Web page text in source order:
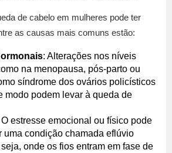
de cabelo em mulheres pode ter
as causas mais comuns estão:
: Alterações nos níveis
na menopausa, pós-parto ou
síndrome dos ovários policísticos
modo podem levar à queda de
O estresse emocional ou físico pode
uma condição chamada eflúvio
onde os fios entram em fase de